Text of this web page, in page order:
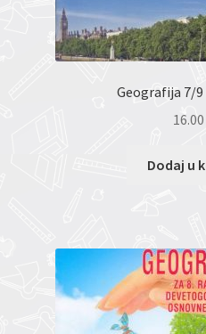
Geografija 7/9
16.00
Dodaj u